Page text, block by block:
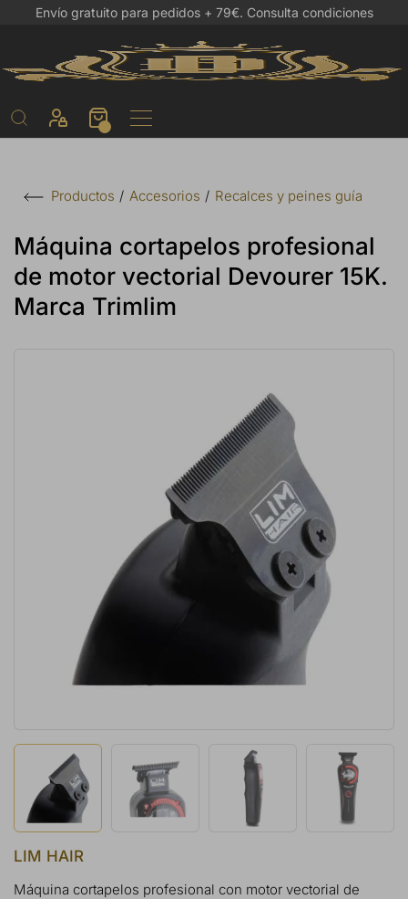
Envío gratuito para pedidos + 79€. Consulta condiciones
Productos Accesorios Recalces y peines guía
Máquina cortapelos profesional
de motor vectorial Devourer 15K.
Marca Trimlim
LIM HAIR
Máquina cortapelos profesional con motor vectorial de